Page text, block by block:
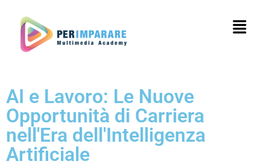
AI e Lavoro: Le Nuove
Opportunità di Carriera
nell'Era dell'Intelligenza
Artificiale